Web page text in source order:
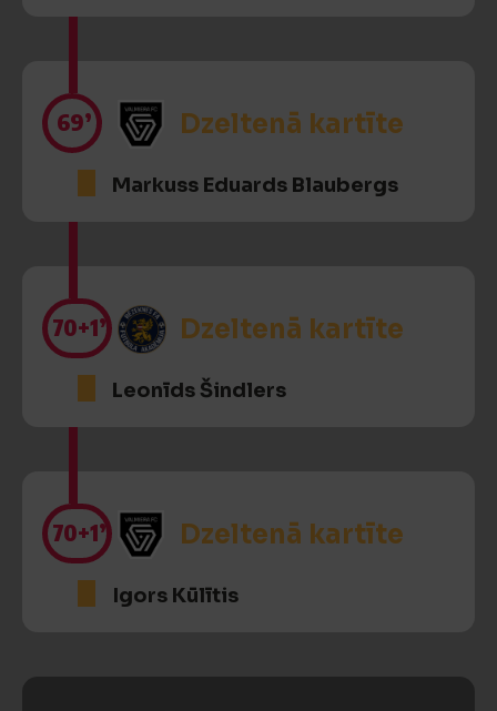
69’ Dzeltenā kartīte
Markuss Eduards Blaubergs
70+1’ Dzeltenā kartīte
Leonīds Šindlers
70+1’ Dzeltenā kartīte
Igors Kūlītis